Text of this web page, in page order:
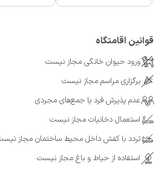
قوانین اقامتگاه
ورود حیوان خانگی مجاز نیست
برگزاری مراسم مجاز نیست
عدم پذیرش فرد یا جمع‌های مجردی
استعمال دخانیات مجاز نیست
تردد با کفش داخل محیط ساختمان مجاز
استفاده از حیاط و باغ مجاز نیست